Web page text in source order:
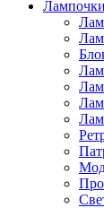
Лампочки